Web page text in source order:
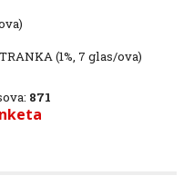
(1%, 7 glas/ova)
871